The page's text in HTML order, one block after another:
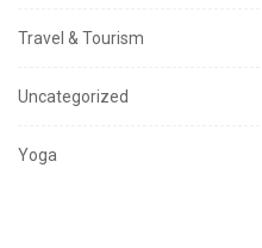
Travel & Tourism
Uncategorized
Yoga